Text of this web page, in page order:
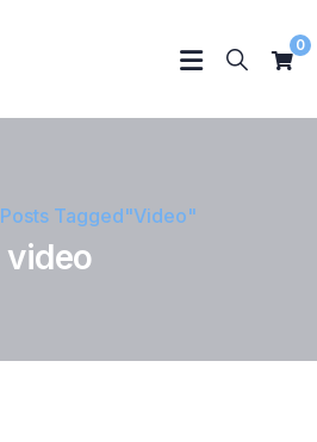
0
Posts Tagged"video"
video